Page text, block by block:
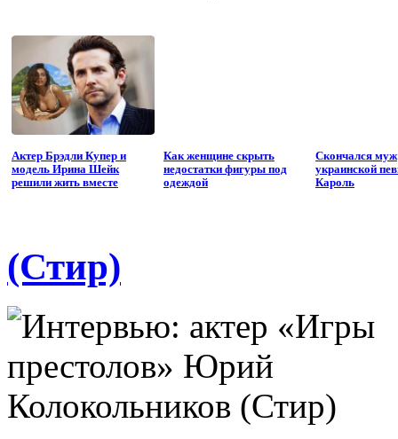
Актер Брэдли Купер и
модель Ирина Шейк
решили жить вместе
Как женщине скрыть
недостатки фигуры под
одеждой
Скончался муж
украинской
Кароль
(Стир)